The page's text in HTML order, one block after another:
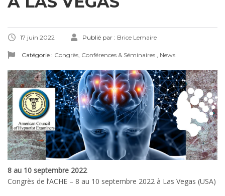
17 juin 2022 Publié par : Brice Lemaire
Catégorie : Congrès, Conférences & Séminaires News
8 au 10 septembre 2022
Congrès de l’ACHE – 8 au 10 septembre 2022 à Las Vegas (USA)